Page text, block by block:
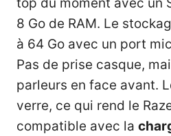
8 Go de RAM. Le
à 64 Go avec un port
Pas de prise casque,
parleurs en face avant.
verre, ce qui rend le
compatible avec la